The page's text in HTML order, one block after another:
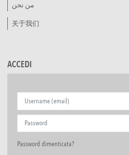
من نحن
关于我们
ACCEDI
Password dimenticata?